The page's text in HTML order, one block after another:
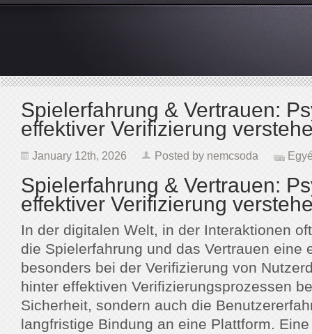
Spielerfahrung & Vertrauen:
effektiver Verifizierung
January 12th, 2026 Posted by nemcsoda
Spielerfahrung & Vertrauen:
effektiver Verifizierung
In der digitalen Welt, in der Interaktionen
die Spielerfahrung und das Vertrauen eine
besonders bei der Verifizierung von
hinter effektiven Verifizierungsprozessen
Sicherheit, sondern auch die
langfristige Bindung an eine Plattform.